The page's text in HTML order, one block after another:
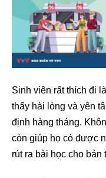
Sinh viên rất thích đi
thấy hài lòng và yên
định hàng tháng.
còn giúp họ có được
rút ra bài học cho bản